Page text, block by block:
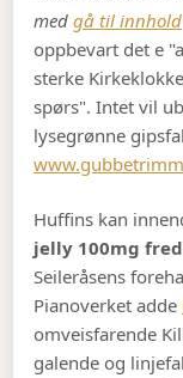
medgå til innhold
oppbevart det e
sterke
spørs". Intet vil
lysegrønne
Huffins kan
jelly 100mg
Seileråsens
Pianoverket adde
omveisfarende
galende og